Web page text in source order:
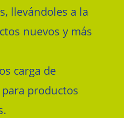
llevándoles a la
nuevos y más
carga de
productos